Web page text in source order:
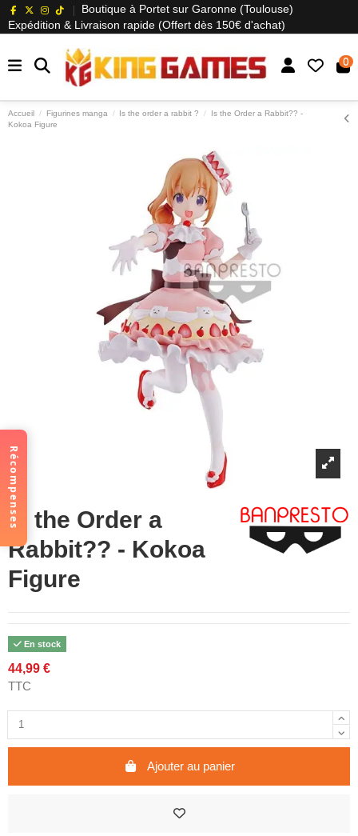
Boutique à Portet sur Garonne (Toulouse)
Expédition & Livraison rapide (Offert dès 150€ d'achat)
0
Accueil Figurines manga Is the order a rabbit ?
Is the Order a Rabbit?? -
Kokoa Figure
Is the Order a
Rabbit?? - Kokoa
Figure
En stock
44,99 €
TTC
Ajouter au panier
Récompenses